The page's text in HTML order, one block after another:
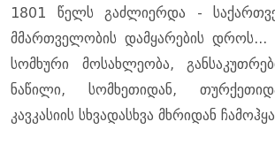
1801 წელს გაძლიერდა -
მმართველობის დამყარების დროს...
სომხური მოსახლეობა,
ნაწილი, სომხეთიდან,
კავკასიის სხვადასხვა მხრიდან